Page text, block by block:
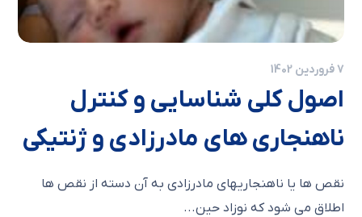
7 فروردین 1402
اصول کلی شناسایی و کنترل
ناهنجاری های مادرزادی و ژنتیکی
نقص ها یا ناهنجاریهای مادرزادی به آن دسته از نقص ها
اطلاق می شود كه نوزاد حین...